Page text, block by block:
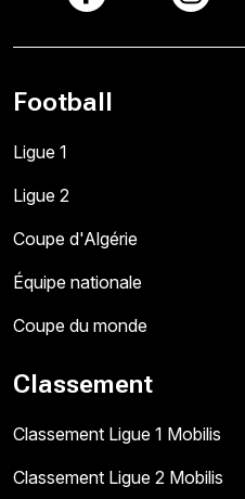
Football
Ligue 1
Ligue 2
Coupe d'Algérie
Équipe nationale
Coupe du monde
Classement
Classement Ligue 1 Mobilis
Classement Ligue 2 Mobilis